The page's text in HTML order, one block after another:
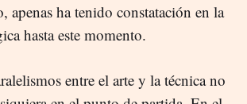
apenas ha tenido constatación en la
hasta este momento.
entre el arte y la técnica no